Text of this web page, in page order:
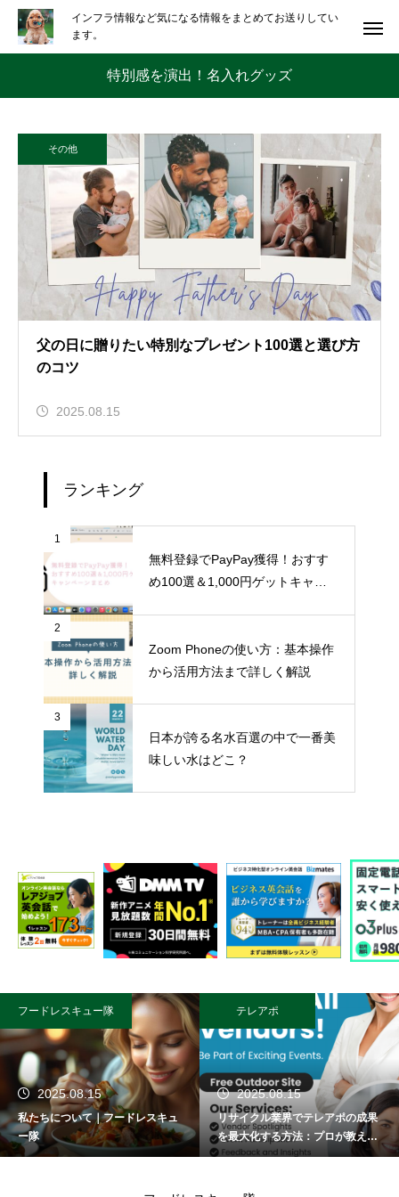
インフラ情報など気になる情報をまとめてお送りしてい
ます。
特別感を演出！名入れグッズ
その他
父の日に贈りたい特別なプレゼント100選と選び方
のコツ
2025.08.15
ランキング
1
無料登録でPayPay獲得！おすす
め100選＆1,000円ゲットキャン
2
Zoom Phoneの使い方：基本操作
から活用方法まで詳しく解説
3
日本が誇る名水百選の中で一番美
味しい水はどこ？
フードレスキュー隊
2025.08.15
私たちについて｜フードレスキュ
ー隊
テレアポ
2025.08.15
リサイクル業界でテレアポの成果
を最大化する方法：プロが教える
成功術